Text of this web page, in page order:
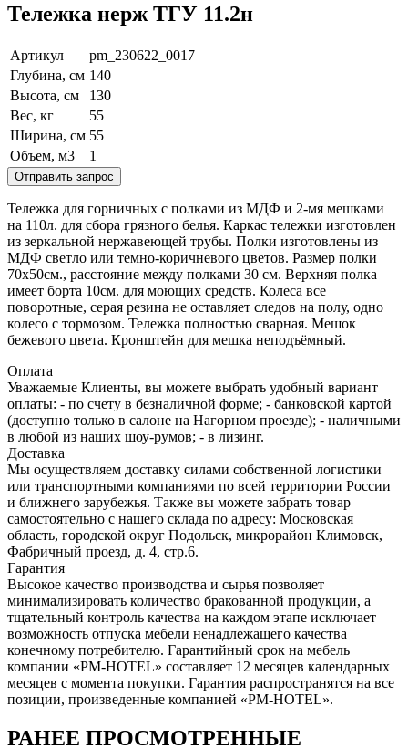
Тележка нерж ТГУ 11.2н
Артикул
pm_230622_0017
Глубина, см 140
Высота, см
130
Вес, кг
55
Ширина, см 55
Объем, м3
1
Отправить запрос
Тележка для горничных с полками из МДФ и 2-мя мешками
на 110л. для сбора грязного белья. Каркас тележки изготовлен
из зеркальной нержавеющей трубы. Полки изготовлены из
МДФ светло или темно-коричневого цветов. Размер полки
70х50см., расстояние между полками 30 см. Верхняя полка
имеет борта 10см. для моющих средств. Колеса все
поворотные, серая резина не оставляет следов на полу, одно
колесо с тормозом. Тележка полностью сварная. Мешок
бежевого цвета. Кронштейн для мешка неподъёмный.
Оплата
Уважаемые Клиенты, вы можете выбрать удобный вариант
оплаты: - по счету в безналичной форме; - банковской картой
(доступно только в салоне на Нагорном проезде); - наличными
в любой из наших шоу-румов; - в лизинг.
Доставка
Мы осуществляем доставку силами собственной логистики
или транспортными компаниями по всей территории России
и ближнего зарубежья. Также вы можете забрать товар
самостоятельно с нашего склада по адресу: Московская
область, городcкой округ Подольск, микрорайон Климовск,
Фабричный проезд, д. 4, стр.6.
Гарантия
Высокое качество производства и сырья позволяет
минимализировать количество бракованной продукции, а
тщательный контроль качества на каждом этапе исключает
возможность отпуска мебели ненадлежащего качества
конечному потребителю. Гарантийный срок на мебель
компании «PM-HOTEL» составляет 12 месяцев календарных
месяцев с момента покупки. Гарантия распространятся на все
позиции, произведенные компанией «PM-HOTEL».
РАНЕЕ ПРОСМОТРЕННЫЕ